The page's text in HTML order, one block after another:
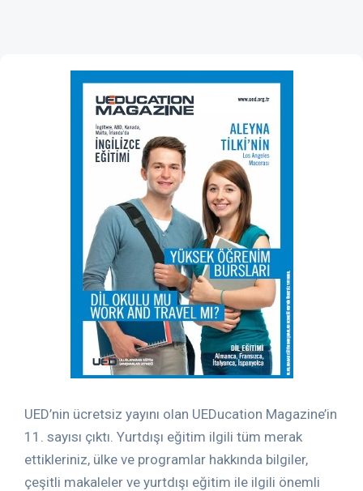
UED’nin ücretsiz yayını olan UEDucation Magazine’in
11. sayısı çıktı. Yurtdışı eğitim ilgili tüm merak
ettikleriniz, ülke ve programlar hakkında bilgiler,
çeşitli makaleler ve yurtdışı eğitim ile ilgili önemli